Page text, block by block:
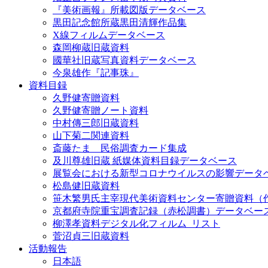
『美術画報』所載図版データベース
黒田記念館所蔵黒田清輝作品集
X線フィルムデータベース
森岡柳蔵旧蔵資料
國華社旧蔵写真資料データベース
今泉雄作『記事珠』
資料目録
久野健寄贈資料
久野健寄贈ノート資料
中村傳三郎旧蔵資料
山下菊二関連資料
斎藤たま 民俗調査カード集成
及川尊雄旧蔵 紙媒体資料目録データベース
展覧会における新型コロナウイルスの影響データ
松島健旧蔵資料
笹木繁男氏主宰現代美術資料センター寄贈資料（
京都府寺院重宝調査記録（赤松調書）データベー
柳澤孝資料デジタル化フィルム_リスト
菅沼貞三旧蔵資料
活動報告
日本語